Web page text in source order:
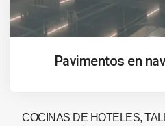
Pavimentos en
COCINAS DE HOTELES,